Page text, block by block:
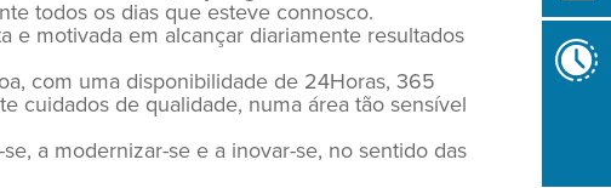
todos os dias que esteve connosco.
e motivada em alcançar diariamente resultados
com uma disponibilidade de 24Horas, 365
cuidados de qualidade, numa área tão sensível
a modernizar-se e a inovar-se, no sentido das